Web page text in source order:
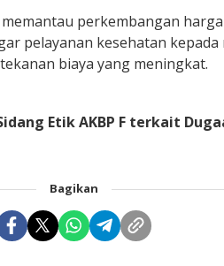
perkembangan
pelayanan kesehatan
biaya yang meningkat.
Etik AKBP F terkait
Bagikan